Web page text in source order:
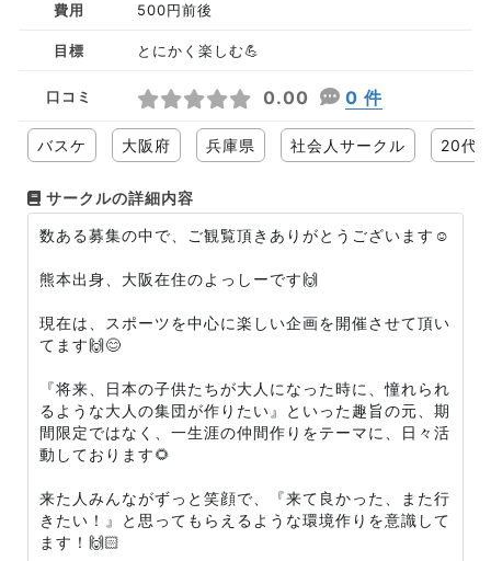
費用 500円前後
目標 とにかく楽しむ💪
口コミ 0.00 0 件
バスケ 大阪府 兵庫県 社会人サークル 20代
サークルの詳細内容
数ある募集の中で、ご観覧頂きありがとうございます☺︎
熊本出身、大阪在住のよっしーです🙌
現在は、スポーツを中心に楽しい企画を開催させて頂い
てます🙌😊
『将来、日本の子供たちが大人になった時に、憧れられ
るような大人の集団が作りたい』といった趣旨の元、期
間限定ではなく、一生涯の仲間作りをテーマに、日々活
動しております🌻
来た人みんながずっと笑顔で、『来て良かった、また行
きたい！』と思ってもらえるような環境作りを意識して
ます！🙌🏻